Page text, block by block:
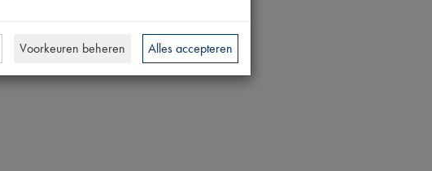
Voorkeuren beheren Alles accepteren